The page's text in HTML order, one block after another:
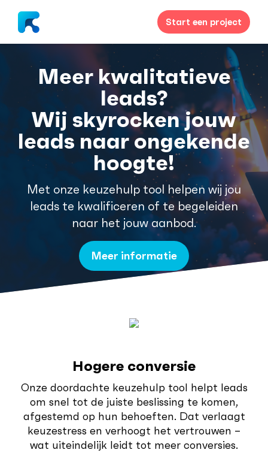
Start een project
Meer kwalitatieve
leads?
Wij skyrocken jouw
leads naar ongekende
hoogte!
Met onze keuzehulp tool helpen wij jou
leads te kwalificeren of te begeleiden
naar het jouw aanbod.
Meer informatie
Hogere conversie
Onze doordachte keuzehulp tool helpt leads
om snel tot de juiste beslissing te komen,
afgestemd op hun behoeften. Dat verlaagt
keuzestress en verhoogt het vertrouwen –
wat uiteindelijk leidt tot meer conversies.